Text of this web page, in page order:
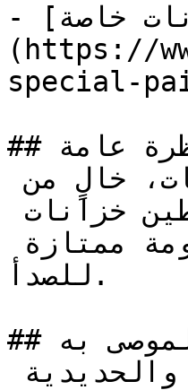
- [دهانات خاصة]
(https://
special-
## نظرة عامة
دهان ايبوكسي عالي الجودة لتبطين الخزانات، خالٍ من
للصدأ.
## الاستخدام الموصى به